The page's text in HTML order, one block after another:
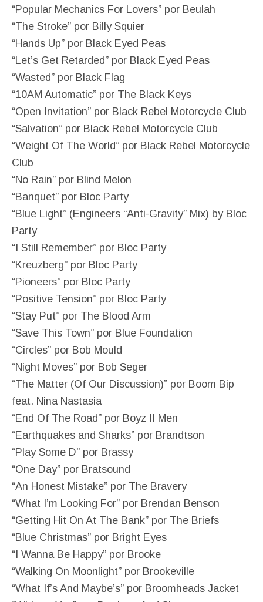
“Popular Mechanics For Lovers” por Beulah
“The Stroke” por Billy Squier
“Hands Up” por Black Eyed Peas
“Let’s Get Retarded” por Black Eyed Peas
“Wasted” por Black Flag
“10AM Automatic” por The Black Keys
“Open Invitation” por Black Rebel Motorcycle Club
“Salvation” por Black Rebel Motorcycle Club
“Weight Of The World” por Black Rebel Motorcycle
Club
“No Rain” por Blind Melon
“Banquet” por Bloc Party
“Blue Light” (Engineers “Anti-Gravity” Mix) by Bloc
Party
“I Still Remember” por Bloc Party
“Kreuzberg” por Bloc Party
“Pioneers” por Bloc Party
“Positive Tension” por Bloc Party
“Stay Put” por The Blood Arm
“Save This Town” por Blue Foundation
“Circles” por Bob Mould
“Night Moves” por Bob Seger
“The Matter (Of Our Discussion)” por Boom Bip
feat. Nina Nastasia
“End Of The Road” por Boyz II Men
“Earthquakes and Sharks” por Brandtson
“Play Some D” por Brassy
“One Day” por Bratsound
“An Honest Mistake” por The Bravery
“What I’m Looking For” por Brendan Benson
“Getting Hit On At The Bank” por The Briefs
“Blue Christmas” por Bright Eyes
“I Wanna Be Happy” por Brooke
“Walking On Moonlight” por Brookeville
“What If’s And Maybe’s” por Broomheads Jacket